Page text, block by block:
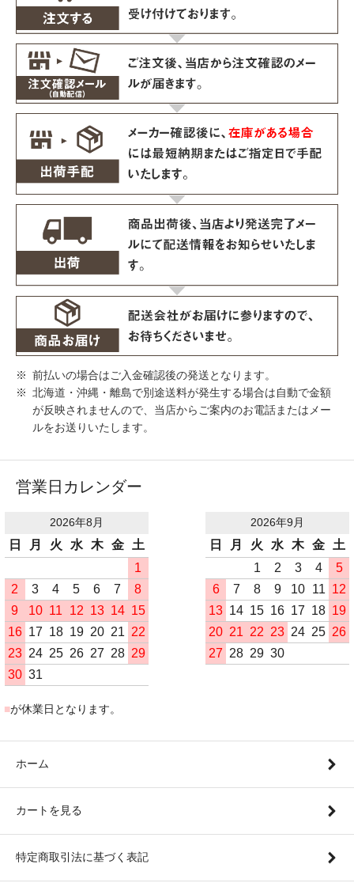
前払いの場合はご入金確認後の発送となります。
北海道・沖縄・離島で別途送料が発生する場合は自動で金額
が反映されませんので、当店からご案内のお電話またはメー
ルをお送りいたします。
営業日カレンダー
2026年8月
日 月 火 水 木 金
土
1
2
3 4 5 6 7
8
9
10 11 12 13 14 15
16 17 18 19 20 21 22
23 24 25 26 27 28 29
30 31
2026年9月
日 月 火 水 木 金
土
1
2 3 4
5
6
7 8 9 10 11 12
13 14 15 16 17 18 19
20 21 22 23 24 25 26
27 28 29 30
■が休業日となります。
ホーム
カートを見る
特定商取引法に基づく表記